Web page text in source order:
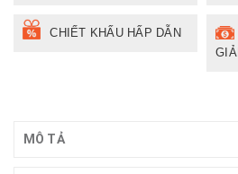
CHIẾT KHẤU HẤP DẪN
MÔ TẢ